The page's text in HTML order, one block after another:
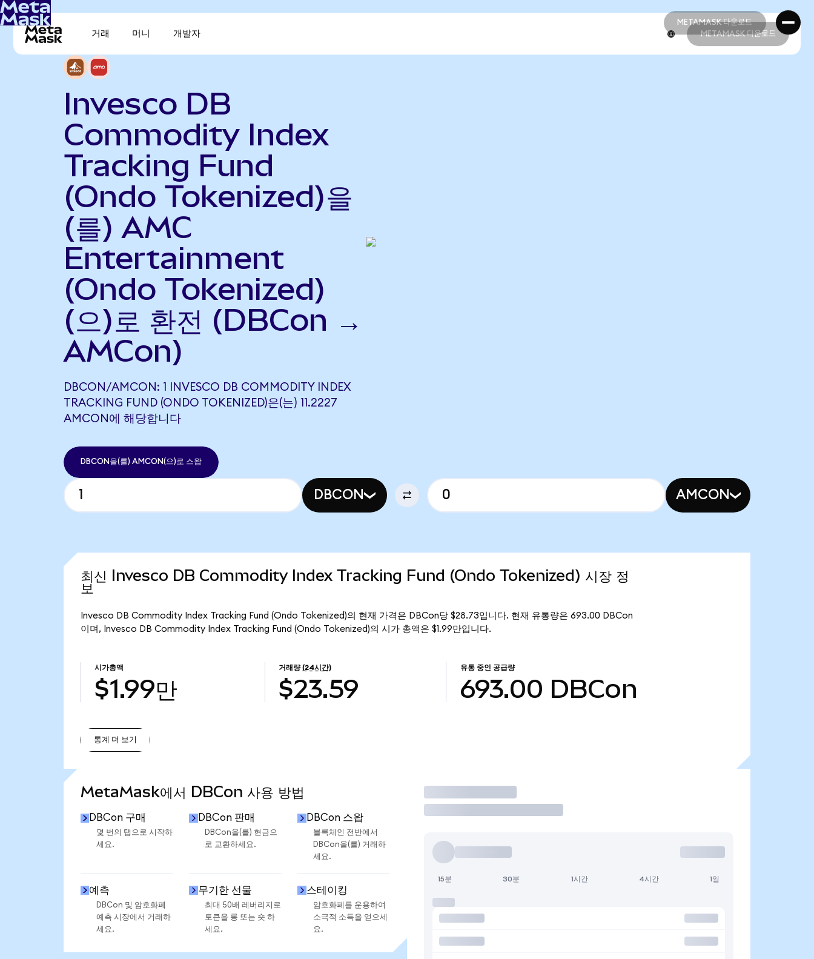
METAMASK 다운로드
METAMASK 다운로드
거래 머니 개발자 METAMASK 다운로드
Invesco DB
Commodity Index
Tracking Fund
(Ondo Tokenized)을
(를) AMC
Entertainment
(Ondo Tokenized)
(으)로 환전 (DBCon →
AMCon)
DBCON/AMCON: 1 INVESCO DB COMMODITY INDEX
TRACKING FUND (ONDO TOKENIZED)은(는) 11.2227
AMCON에 해당합니다
DBCON을(를) AMCON(으)로 스왑
DBCON AMCON
최신 Invesco DB Commodity Index Tracking Fund (Ondo Tokenized) 시장 정
보
Invesco DB Commodity Index Tracking Fund (Ondo Tokenized)의 현재 가격은 DBCon당 $28.73입니다. 현재 유통량은 693.00 DBCon
이며, Invesco DB Commodity Index Tracking Fund (Ondo Tokenized)의 시가 총액은 $1.99만입니다.
시가총액
$1.99만
거래량 (24시간)
$23.59
유통 중인 공급량
693.00 DBCon
통계 더 보기
MetaMask에서 DBCon 사용 방법
DBCon 구매
몇 번의 탭으로 시작하
세요.
DBCon 판매
DBCon을(를) 현금으
로 교환하세요.
DBCon 스왑
블록체인 전반에서
DBCon을(를) 거래하
세요.
예측
DBCon 및 암호화폐
예측 시장에서 거래하
세요.
무기한 선물
최대 50배 레버리지로
토큰을 롱 또는 숏 하
세요.
스테이킹
암호화폐를 운용하여
소극적 소득을 얻으세
요.
거래
15분 30분 1시간 4시간 1일